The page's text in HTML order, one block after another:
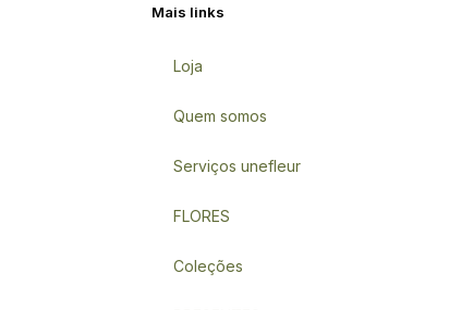
Mais links
Loja
Quem somos
Serviços unefleur
FLORES
Coleções